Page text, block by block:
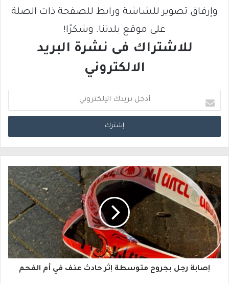
وإرفاق تصوير للشاشة ورابط للصفحة ذات الصلة
على موقع بلدتنا. وشكرًا!
للاشتراك فى نشرة البريد
الالكتروني
د
خ
ب
ر
ي
د
ك
ا
إصابة رجل بجروح متوسطة إثر حادث عنف في أم الفحم